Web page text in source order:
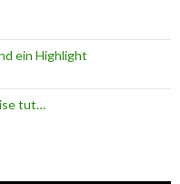
ein Highlight
tut…